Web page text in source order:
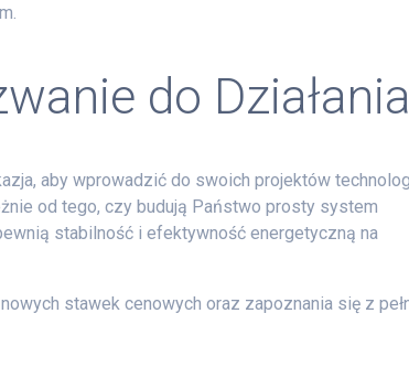
do Działania
aby wprowadzić do swoich projektów
od tego, czy budują Państwo prosty system
stabilność i efektywność energetyczną na
stawek cenowych oraz zapoznania się z